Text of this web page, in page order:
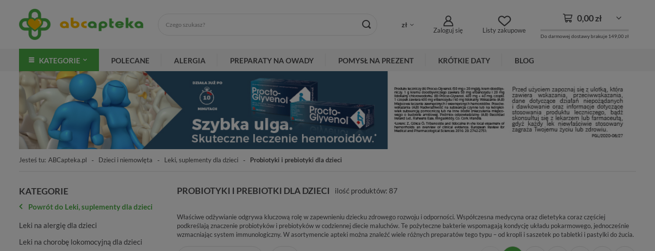
zł
Zaloguj się Listy zakupowe
0,00 zł
Do darmowej dostawy brakuje 149,00 zł
KATEGORIE POLECANE ALERGIA PREPARATY NA OWADY POMYSŁ NA PREZENT KRÓTKIE DATY BLOG
Jesteś tu: ABCapteka.pl Dzieci i niemowlęta Leki, suplementy dla dzieci Probiotyki i prebiotyki dla dzieci
KATEGORIE
Powrót do Leki, suplementy dla dzieci
Leki na alergię dla dzieci
Leki na chorobę lokomocyjną dla dzieci
PROBIOTYKI I PREBIOTKI DLA DZIECI ilość produktów: 87
Właściwe odżywianie odgrywa kluczową rolę w zapewnieniu dziecku zdrowego rozwoju i odporności. Współczesna medycyna oraz dietetyka coraz częściej
podkreślają znaczenie probiotyków i prebiotyków w codziennej diecie maluchów. Te pożyteczne bakterie wspomagają kondycję układu pokarmowego, jednocześnie
wzmacniając system immunologiczny. W asortymencie apteki można znaleźć wiele różnych preparatów tego typu – od kropli i saszetek po tabletki i pastylki do żucia.